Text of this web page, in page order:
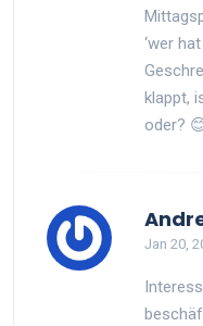
‘wer
klappt,
oder?
Jan 20,